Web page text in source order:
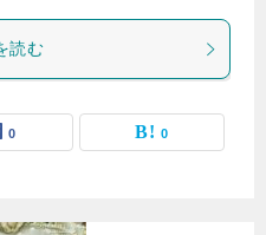
読む
0 0